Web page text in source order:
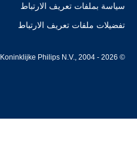
سياسة بملفات تعريف الارتباط
تفضيلات ملفات تعريف الارتباط
© Koninklijke Philips N.V., 2004 - 2026. كل الحقوق محفوظة.